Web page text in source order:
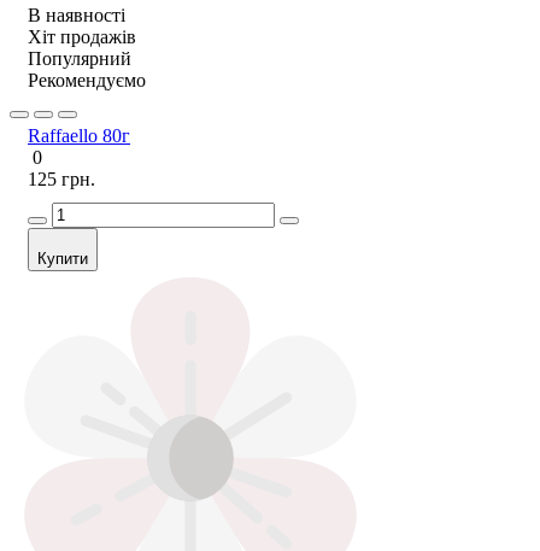
В наявності
Хіт продажів
Популярний
Рекомендуємо
Raffaello 80г
0
125 грн.
Купити